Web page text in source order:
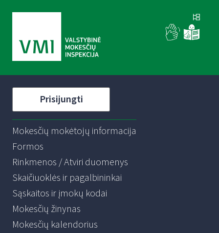
Prisijungti
Mokesčių mokėtojų informacija
Formos
Rinkmenos / Atviri duomenys
Skaičiuoklės ir pagalbininkai
Sąskaitos ir įmokų kodai
Mokesčių žinynas
Mokesčių kalendorius